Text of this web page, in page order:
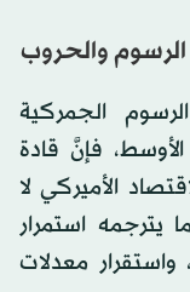
والحروب
الجمركية
فإنَّ قادة
الأميركي لا
يترجمه استمرار
واستقرار معدلات